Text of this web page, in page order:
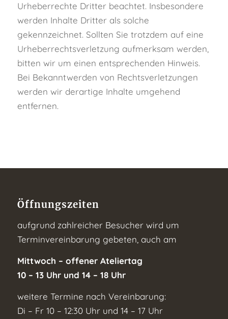
Urheberrechte Dritter beachtet. Insbesondere
werden Inhalte Dritter als solche
gekennzeichnet. Sollten Sie trotzdem auf eine
Urheberrechtsverletzung aufmerksam werden,
bitten wir um einen entsprechenden Hinweis.
Bei Bekanntwerden von Rechtsverletzungen
werden wir derartige Inhalte umgehend
entfernen.
Öffnungszeiten
aufgrund zahlreicher Besucher wird um
Terminvereinbarung gebeten, auch am
Mittwoch – offener Ateliertag
10 – 13 Uhr und 14 – 18 Uhr
weitere Termine nach Vereinbarung:
Di – Fr 10 – 12:30 Uhr und 14 – 17 Uhr